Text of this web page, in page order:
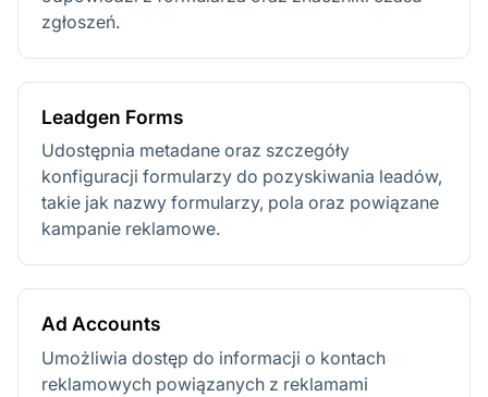
zgłoszeń.
Leadgen Forms
Udostępnia metadane oraz szczegóły
konfiguracji formularzy do pozyskiwania leadów,
takie jak nazwy formularzy, pola oraz powiązane
kampanie reklamowe.
Ad Accounts
Umożliwia dostęp do informacji o kontach
reklamowych powiązanych z reklamami